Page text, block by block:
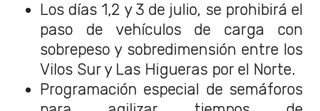
Los días 1,2 y 3 de julio, se prohibirá el
paso de vehículos de carga con
sobrepeso y sobredimensión entre los
Vilos Sur y Las Higueras por el Norte.
Programación especial de semáforos